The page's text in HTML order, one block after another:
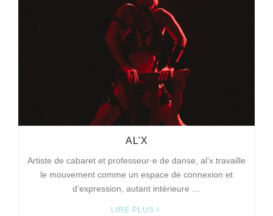
AL'X
Artiste de cabaret et professeur·e de danse, al’x travaille
le mouvement comme un espace de connexion et
d’expression, autant intérieure …
LIRE PLUS